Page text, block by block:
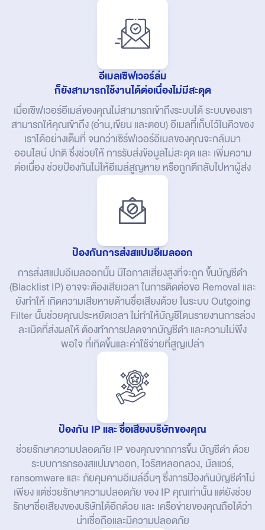
อีเมลเซิฟเวอร์ล่ม
ก็ยังสามารถใช้งานได้ต่อเนื่องไม่มีสะดุด
เมื่อเซิฟเวอร์อีเมล์ของคุณไม่สามารถเข้าถึงระบบได้ ระบบของเรา
สามารถให้คุณเข้าถึง (อ่าน,เขียน และตอบ) อีเมลที่เก็บไว้ในคิวของ
เราได้อย่างเต็มที่ จนกว่าเซิร์ฟเวอร์อีเมลของคุณจะกลับมา
ออนไลน์ ปกติ ซึ่งช่วยให้ การรับส่งข้อมูลไม่สะดุด และ เพิ่มความ
ต่อเนื่อง ช่วยป้องกันไม่ให้อีเมล์สูญหาย หรือถูกตีกลับไปหาผู้ส่ง
ป้องกันการส่งสแปมอีเมลออก
การส่งสแปมอีเมลออกนั้น มีโอกาสเสี่ยงสูงที่จะถูก ขึ้นบัญชีดำ
(Blacklist IP) อาจจะต้องเสียเวลา ในการติดต่อขอ Removal และ
ยังทำให้ เกิดความเสียหายด้านชื่อเสียงด้วย ในระบบ Outgoing
Filter นั้นช่วยคุณประหยัดเวลา ไม่ทำให้บัญชีโดนรายงานการล่วง
ละเมิดที่ส่งผลให้ ต้องทำการปลดจากบัญชีดำ และความไม่พึง
พอใจ ที่เกิดขึ้นและค่าใช้จ่ายที่สูญเปล่า
ป้องกัน IP และ ชื่อเสียงบริษัทของคุณ
ช่วยรักษาความปลอดภัย IP ของคุณจากการขึ้น บัญชีดำ ด้วย
ระบบการกรองสแปมขาออก, ไวรัสหลอกลวง, มัลแวร์,
ransomware และ ภัยคุมคามอีเมล์อื่นๆ ซึ่งการป้องกันบัญชีดำไม่
เพียง แต่ช่วยรักษาความปลอดภัย ของ IP คุณเท่านั้น แต่ยังช่วย
รักษาชื่อเสียงของบริษัทได้อีกด้วย และ เครือข่ายของคุณถือได้ว่า
น่าเชื่อถือและมีความปลอดภัย